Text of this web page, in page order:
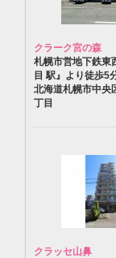
クラーク宮の森
札幌市営地下鉄東
目 駅』より徒歩5
北海道札幌市中央
丁目
クラッセ山鼻